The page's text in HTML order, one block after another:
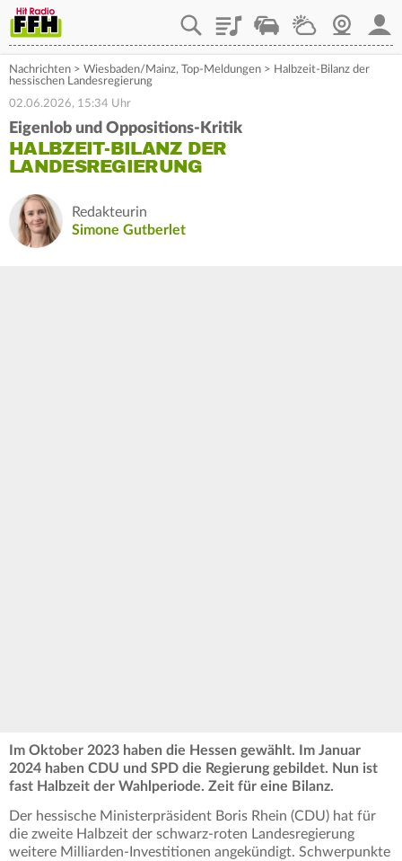
PlaylistStaupilotWetterWebcam
Nachrichten > Wiesbaden/Mainz, Top-Meldungen > Halbzeit-Bilanz der
hessischen Landesregierung
02.06.2026, 15:34 Uhr
Eigenlob und Oppositions-Kritik
HALBZEIT-BILANZ DER
LANDESREGIERUNG
Redakteurin
Simone Gutberlet
Im Oktober 2023 haben die Hessen gewählt. Im Januar
2024 haben CDU und SPD die Regierung gebildet. Nun ist
fast Halbzeit der Wahlperiode. Zeit für eine Bilanz.
Der hessische Ministerpräsident Boris Rhein (CDU) hat für
die zweite Halbzeit der schwarz-roten Landesregierung
weitere Milliarden-Investitionen angekündigt. Schwerpunkte